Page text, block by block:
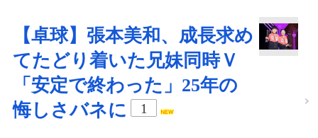
【卓球】張本美和、成長求め
てたどり着いた兄妹同時Ｖ
「安定で終わった」25年の
悔しさバネに
1